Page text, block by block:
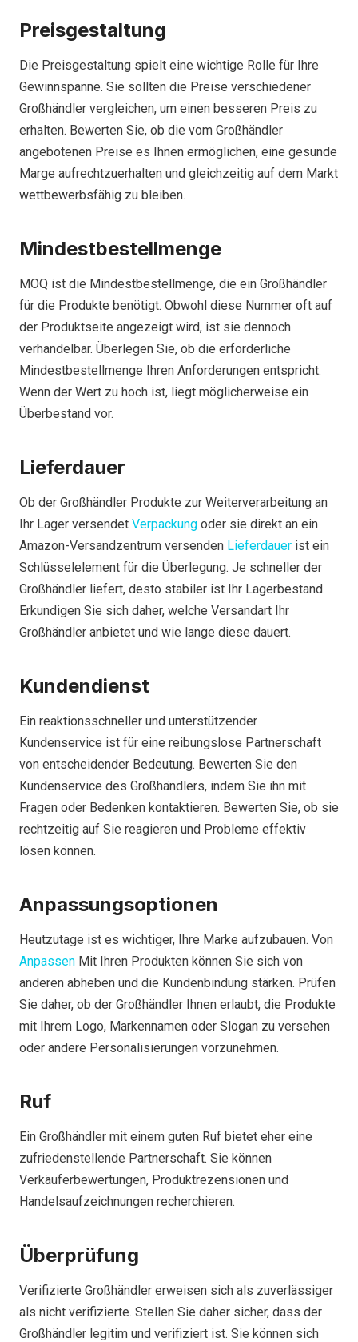
Preisgestaltung
Die Preisgestaltung spielt eine wichtige Rolle für Ihre
Gewinnspanne. Sie sollten die Preise verschiedener
Großhändler vergleichen, um einen besseren Preis zu
erhalten. Bewerten Sie, ob die vom Großhändler
angebotenen Preise es Ihnen ermöglichen, eine gesunde
Marge aufrechtzuerhalten und gleichzeitig auf dem Markt
wettbewerbsfähig zu bleiben.
Mindestbestellmenge
MOQ ist die Mindestbestellmenge, die ein Großhändler
für die Produkte benötigt. Obwohl diese Nummer oft auf
der Produktseite angezeigt wird, ist sie dennoch
verhandelbar. Überlegen Sie, ob die erforderliche
Mindestbestellmenge Ihren Anforderungen entspricht.
Wenn der Wert zu hoch ist, liegt möglicherweise ein
Überbestand vor.
Lieferdauer
Ob der Großhändler Produkte zur Weiterverarbeitung an
Ihr Lager versendet Verpackung oder sie direkt an ein
Amazon-Versandzentrum versenden Lieferdauer ist ein
Schlüsselelement für die Überlegung. Je schneller der
Großhändler liefert, desto stabiler ist Ihr Lagerbestand.
Erkundigen Sie sich daher, welche Versandart Ihr
Großhändler anbietet und wie lange diese dauert.
Kundendienst
Ein reaktionsschneller und unterstützender
Kundenservice ist für eine reibungslose Partnerschaft
von entscheidender Bedeutung. Bewerten Sie den
Kundenservice des Großhändlers, indem Sie ihn mit
Fragen oder Bedenken kontaktieren. Bewerten Sie, ob sie
rechtzeitig auf Sie reagieren und Probleme effektiv
lösen können.
Anpassungsoptionen
Heutzutage ist es wichtiger, Ihre Marke aufzubauen. Von
Anpassen Mit Ihren Produkten können Sie sich von
anderen abheben und die Kundenbindung stärken. Prüfen
Sie daher, ob der Großhändler Ihnen erlaubt, die Produkte
mit Ihrem Logo, Markennamen oder Slogan zu versehen
oder andere Personalisierungen vorzunehmen.
Ruf
Ein Großhändler mit einem guten Ruf bietet eher eine
zufriedenstellende Partnerschaft. Sie können
Verkäuferbewertungen, Produktrezensionen und
Handelsaufzeichnungen recherchieren.
Überprüfung
Verifizierte Großhändler erweisen sich als zuverlässiger
als nicht verifizierte. Stellen Sie daher sicher, dass der
Großhändler legitim und verifiziert ist. Sie können sich